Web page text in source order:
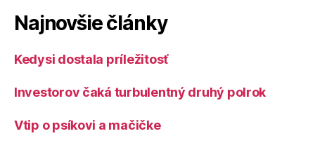
Najnovšie články
Kedysi dostala príležitosť
Investorov čaká turbulentný druhý polrok
Vtip o psíkovi a mačičke